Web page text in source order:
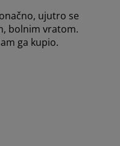
ujutro se
bolnim vratom.
ga kupio.